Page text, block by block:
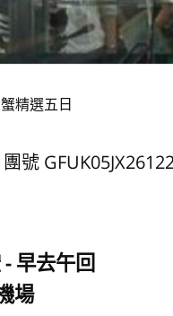
精選五日
團號
早去午回
場